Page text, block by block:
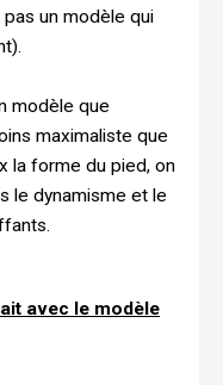
un modèle qui
modèle que
maximaliste que
la forme du pied, on
le dynamisme et le
avec le modèle